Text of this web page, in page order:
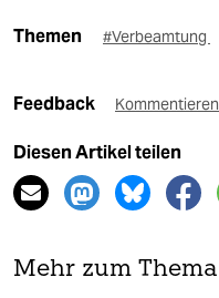
Themen #Verbeamtung
Feedback Kommentieren
Diesen Artikel teilen
Mehr zum Thema